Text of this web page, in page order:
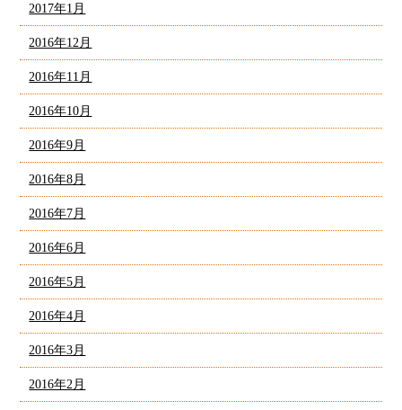
2017年1月
2016年12月
2016年11月
2016年10月
2016年9月
2016年8月
2016年7月
2016年6月
2016年5月
2016年4月
2016年3月
2016年2月